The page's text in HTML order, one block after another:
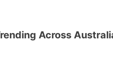
Across